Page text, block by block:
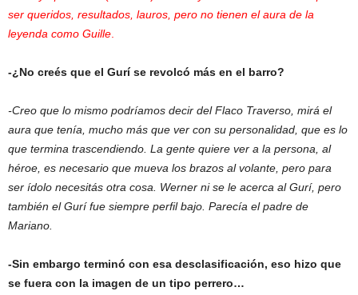
ser queridos, resultados, lauros, pero no tienen el aura de la
leyenda como Guille
-¿No creés que el Gurí se revolcó más en el barro?
-Creo que lo mismo podríamos decir del Flaco Traverso, mirá el
aura que tenía, mucho más que ver con su personalidad, que es lo
que termina trascendiendo. La gente quiere ver a la persona, al
héroe, es necesario que mueva los brazos al volante, pero para
ser ídolo necesitás otra cosa. Werner ni se le acerca al Gurí, pero
también el Gurí fue siempre perfil bajo. Parecía el padre de
Mariano.
-Sin embargo terminó con esa desclasificación, eso hizo que
se fuera con la imagen de un tipo perrero…